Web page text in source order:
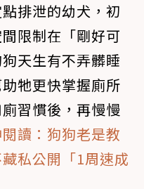
排泄的幼犬，初
限制在「剛好可
天生有不弄髒睡
牠更快掌握廁所
習慣後，再慢慢
讀：狗狗老是教
私公開「1周速成